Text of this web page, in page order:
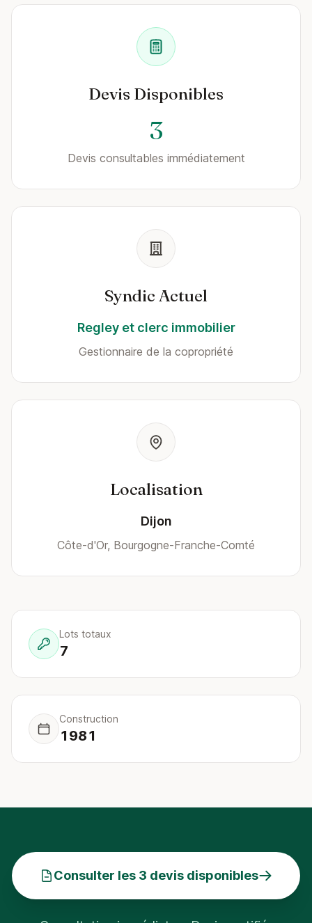
Devis Disponibles
3
Devis consultables immédiatement
Syndic Actuel
Regley et clerc immobilier
Gestionnaire de la copropriété
Localisation
Dijon
Côte-d'Or, Bourgogne-Franche-Comté
Lots totaux
7
Construction
1981
Consulter les 3 devis disponibles